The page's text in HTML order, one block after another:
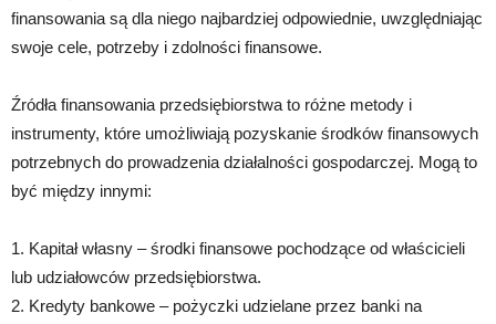
finansowania są dla niego najbardziej odpowiednie, uwzględniając
swoje cele, potrzeby i zdolności finansowe.
Źródła finansowania przedsiębiorstwa to różne metody i
instrumenty, które umożliwiają pozyskanie środków finansowych
potrzebnych do prowadzenia działalności gospodarczej. Mogą to
być między innymi:
1. Kapitał własny – środki finansowe pochodzące od właścicieli
lub udziałowców przedsiębiorstwa.
2. Kredyty bankowe – pożyczki udzielane przez banki na